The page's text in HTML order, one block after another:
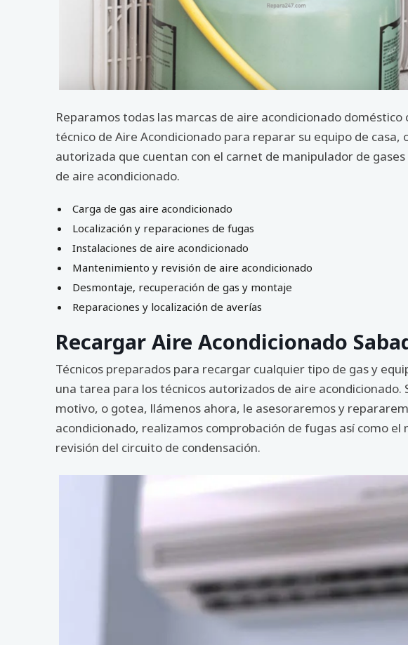
Reparamos todas las marcas de aire acondicionado
técnico de Aire Acondicionado para reparar su equipo de
autorizada que cuentan con el carnet de manipulador de
de aire acondicionado.
Carga de gas aire acondicionado
Localización y reparaciones de fugas
Instalaciones de aire acondicionado
Mantenimiento y revisión de aire acondicionado
Desmontaje, recuperación de gas y montaje
Reparaciones y localización de averías
Recargar Aire Acondicionado
Técnicos preparados para recargar cualquier tipo de gas y
una tarea para los técnicos autorizados de aire
motivo, o gotea, llámenos ahora, le asesoraremos y
acondicionado, realizamos comprobación de fugas así como
revisión del circuito de condensación.